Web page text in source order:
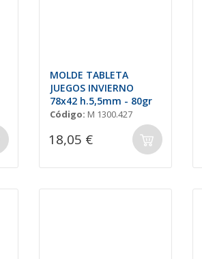
MOLDE TABLETA
JUEGOS INVIERNO
78x42 h.5,5mm - 80gr
Código: M 1300.427
18,05 €